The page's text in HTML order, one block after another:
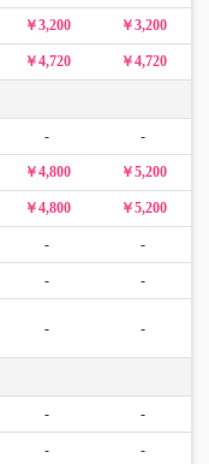
￥3,200 ￥3,200
￥4,720 ￥4,720
- -
￥4,800 ￥5,200
￥4,800 ￥5,200
- -
- -
- -
- -
- -